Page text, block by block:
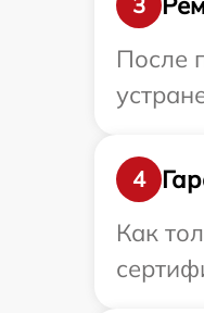
После
4
Как